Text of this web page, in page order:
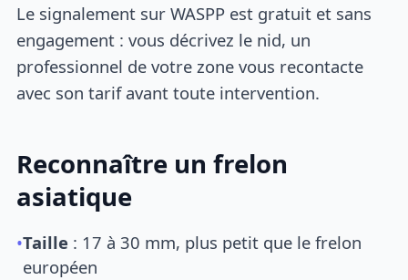
Le signalement sur WASPP est gratuit et sans
engagement : vous décrivez le nid, un
professionnel de votre zone vous recontacte
avec son tarif avant toute intervention.
Reconnaître un frelon
asiatique
•Taille : 17 à 30 mm, plus petit que le frelon
européen